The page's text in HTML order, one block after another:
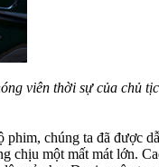
viên thời sự của chủ
phim, chúng ta đã được
chịu một mất mát lớn.